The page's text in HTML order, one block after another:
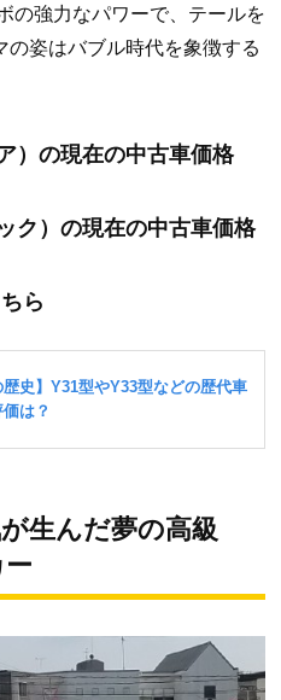
の強力なパワーで、テールを
姿はバブル時代を象徴する
）の現在の中古車価格
ク）の現在の中古車価格
ら
生んだ夢の高級